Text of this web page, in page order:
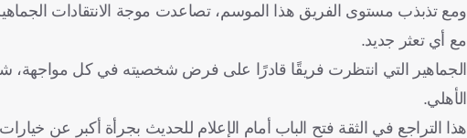
ومع تذبذب مستوى الفريق هذا الموسم، تصاعدت موجة الانتقادات
مع أي تعثر جديد.
الجماهير التي انتظرت فريقًا قادرًا على فرض شخصيته في كل مواجهة،
الأهلي.
هذا التراجع في الثقة فتح الباب أمام الإعلام للحديث بجرأة أكبر عن